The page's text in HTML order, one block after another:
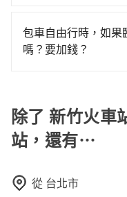
上下車地點仍有段距
就顯得非常不便。
之前，最好先詢問清
下，旅步的包車服務
旅行業代收轉付電子
約付款前可以輸入公
包車自由行時，如果
嗎？要加錢？
行額外的費用收取。
出發前先與您進行確
我們會透過Email的方
除了 新竹火車
站，還有⋯
從 台北市